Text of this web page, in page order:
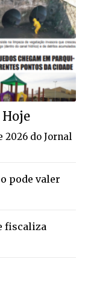
Hoje
2026 do Jornal
pode valer
fiscaliza